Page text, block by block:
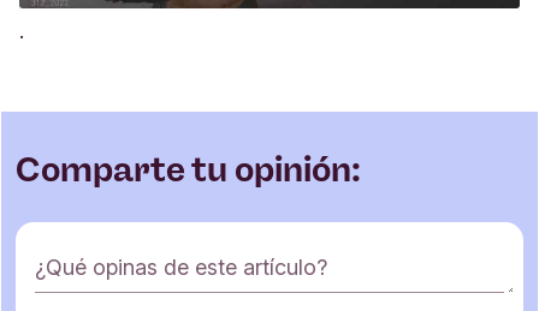
.
Comparte tu opinión:
F
o
¿Qué opinas de este artículo?